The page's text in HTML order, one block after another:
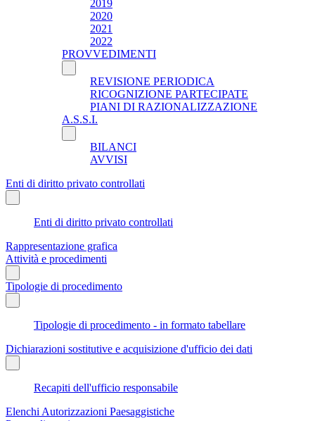
2019
2020
2021
2022
PROVVEDIMENTI
REVISIONE PERIODICA
RICOGNIZIONE PARTECIPATE
PIANI DI RAZIONALIZZAZIONE
A.S.S.I.
BILANCI
AVVISI
Enti di diritto privato controllati
Enti di diritto privato controllati
Rappresentazione grafica
Attività e procedimenti
Tipologie di procedimento
Tipologie di procedimento - in formato tabellare
Dichiarazioni sostitutive e acquisizione d'ufficio dei dati
Recapiti dell'ufficio responsabile
Elenchi Autorizzazioni Paesaggistiche